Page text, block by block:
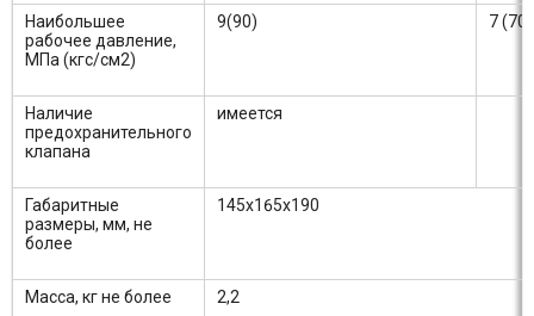
Наибольшее
рабочее давление,
МПа (кгс/см2)
9(90) 7 (70)
Наличие
предохранительного
клапана
имеется
Габаритные
размеры, мм, не
более
145х165х190
Масса, кг не более 2,2